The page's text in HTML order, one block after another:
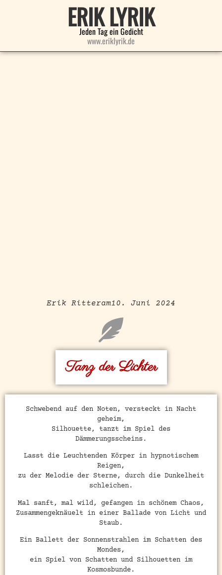
ERIK LYRIK
Jeden Tag ein Gedicht
www.eriklyrik.de
Erik Ritteram10. Juni 2024
Tanz der Lichter
Schwebend auf den Noten, versteckt in Nacht
geheim,
Silhouette, tanzt im Spiel des
Dämmerungsscheins.
Lasst die Leuchtenden Körper in hypnotischem
Reigen,
zu der Melodie der Sterne, durch die Dunkelheit
schleichen.
Mal sanft, mal wild, gefangen in schönem Chaos,
Zusammengeknäuelt in einer Ballade von Licht und
Staub.
Ein Ballett der Sonnenstrahlen im Schatten des
Mondes,
ein Spiel von Schatten und Silhouetten im
Kosmosbunde.